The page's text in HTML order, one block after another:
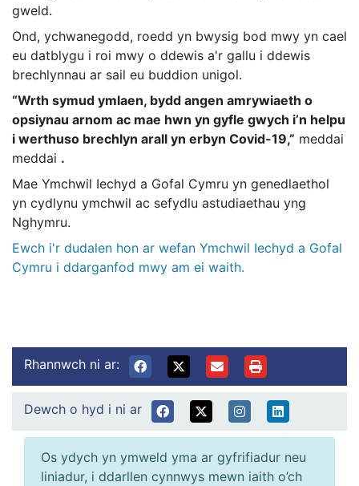
gweld.
Ond, ychwanegodd, roedd yn bwysig bod mwy yn cael
eu datblygu i roi mwy o ddewis a'r gallu i ddewis
brechlynnau ar sail eu buddion unigol.
“Wrth symud ymlaen, bydd angen amrywiaeth o
opsiynau arnom ac mae hwn yn gyfle gwych i’n helpu
i werthuso brechlyn arall yn erbyn Covid-19,” meddai
meddai .
Mae Ymchwil Iechyd a Gofal Cymru yn genedlaethol
yn cydlynu ymchwil ac sefydlu astudiaethau yng
Nghymru.
Ewch i'r dudalen hon ar wefan Ymchwil Iechyd a Gofal
Cymru i ddarganfod mwy am ei waith.
Rhannwch ni ar:
Dewch o hyd i ni ar
Os ydych yn ymweld yma ar gyfrifiadur neu
liniadur, i ddarllen cynnwys mewn iaith o’ch